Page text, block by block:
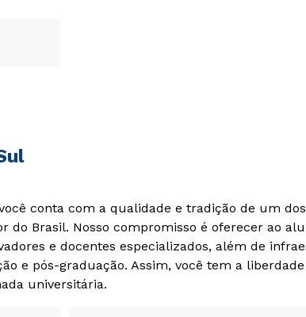
conta com a qualidade e tradição de um
do Brasil. Nosso compromisso é oferecer ao
e docentes especializados, além de
e pós-graduação. Assim, você tem a
universitária.